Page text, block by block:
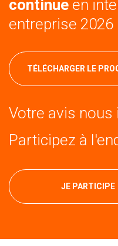
continue en
entreprise 2026
TÉLÉCHARGER LE
Votre avis nous
Participez à
JE PARTICIPE